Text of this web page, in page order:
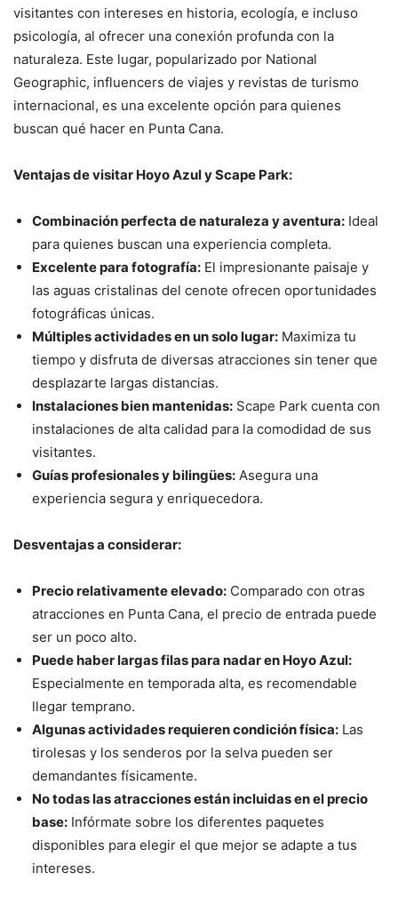
visitantes con intereses en historia, ecología, e incluso
psicología, al ofrecer una conexión profunda con la
naturaleza. Este lugar, popularizado por National
Geographic, influencers de viajes y revistas de turismo
internacional, es una excelente opción para quienes
buscan qué hacer en Punta Cana.
Ventajas de visitar Hoyo Azul y Scape Park:
Combinación perfecta de naturaleza y aventura: Ideal
para quienes buscan una experiencia completa.
Excelente para fotografía: El impresionante paisaje y
las aguas cristalinas del cenote ofrecen oportunidades
fotográficas únicas.
Múltiples actividades en un solo lugar: Maximiza tu
tiempo y disfruta de diversas atracciones sin tener que
desplazarte largas distancias.
Instalaciones bien mantenidas: Scape Park cuenta con
instalaciones de alta calidad para la comodidad de sus
visitantes.
Guías profesionales y bilingües: Asegura una
experiencia segura y enriquecedora.
Desventajas a considerar:
Precio relativamente elevado: Comparado con otras
atracciones en Punta Cana, el precio de entrada puede
ser un poco alto.
Puede haber largas filas para nadar en Hoyo Azul:
Especialmente en temporada alta, es recomendable
llegar temprano.
Algunas actividades requieren condición física: Las
tirolesas y los senderos por la selva pueden ser
demandantes físicamente.
No todas las atracciones están incluidas en el precio
base: Infórmate sobre los diferentes paquetes
disponibles para elegir el que mejor se adapte a tus
intereses.